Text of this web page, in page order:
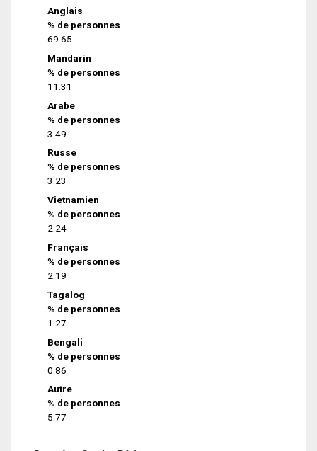
Anglais
% de personnes
69.65
Mandarin
% de personnes
11.31
Arabe
% de personnes
3.49
Russe
% de personnes
3.23
Vietnamien
% de personnes
2.24
Français
% de personnes
2.19
Tagalog
% de personnes
1.27
Bengali
% de personnes
0.86
Autre
% de personnes
5.77